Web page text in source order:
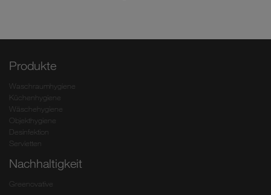
Produkte
Waschraumhygiene
Küchenhygiene
Wäschehygiene
Objekthygiene
Desinfektion
Servietten
Nachhaltigkeit
Greenovative